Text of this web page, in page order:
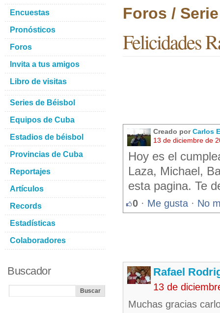
Foros /
Felicidades
Creado porCarlos
13 de diciembre de
Hoy es el
Laza, Michael,
esta pagina. Te
0 · Me gusta · No
Rafael
13 de
Muchas gracias
Encuestas
Pronósticos
Foros
Invita a tus amigos
Libro de visitas
Series de Béisbol
Equipos de Cuba
Estadios de béisbol
Provincias de Cuba
Reportajes
Artículos
Records
Estadísticas
Colaboradores
Buscador